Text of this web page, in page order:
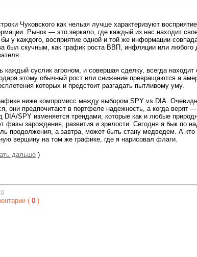
Чуковского как нельзя лучше характеризуют
Рынок — это зеркало, где каждый из нас находит
у каждого, восприятие одной и той же информации
был скучным, как график роста ВВП, инфляции или любого
каждый суслик агроном, и совершая сделку, всегда находит
этому обычный рост или снижение превращаются а
которых и предстоит разгадать пытливому уму.
ниже компромисс между выбором SPY vs DIA.
они предпочитают в портфеле надежность, а когда верят
DIA/SPY изменяется трендами, которые как и любые
фазы зарождения, развития и зрелости. Сегодня я бык по
продолжения, а завтра, может быть стану медведем. А кто
вершину на том же графике, где я нарисовал флаги.
дальше )
( 0 )